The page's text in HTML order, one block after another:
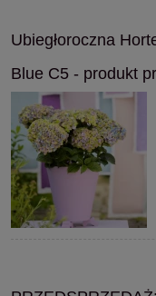
Ubiegłoroczna
Blue C5 - produkt